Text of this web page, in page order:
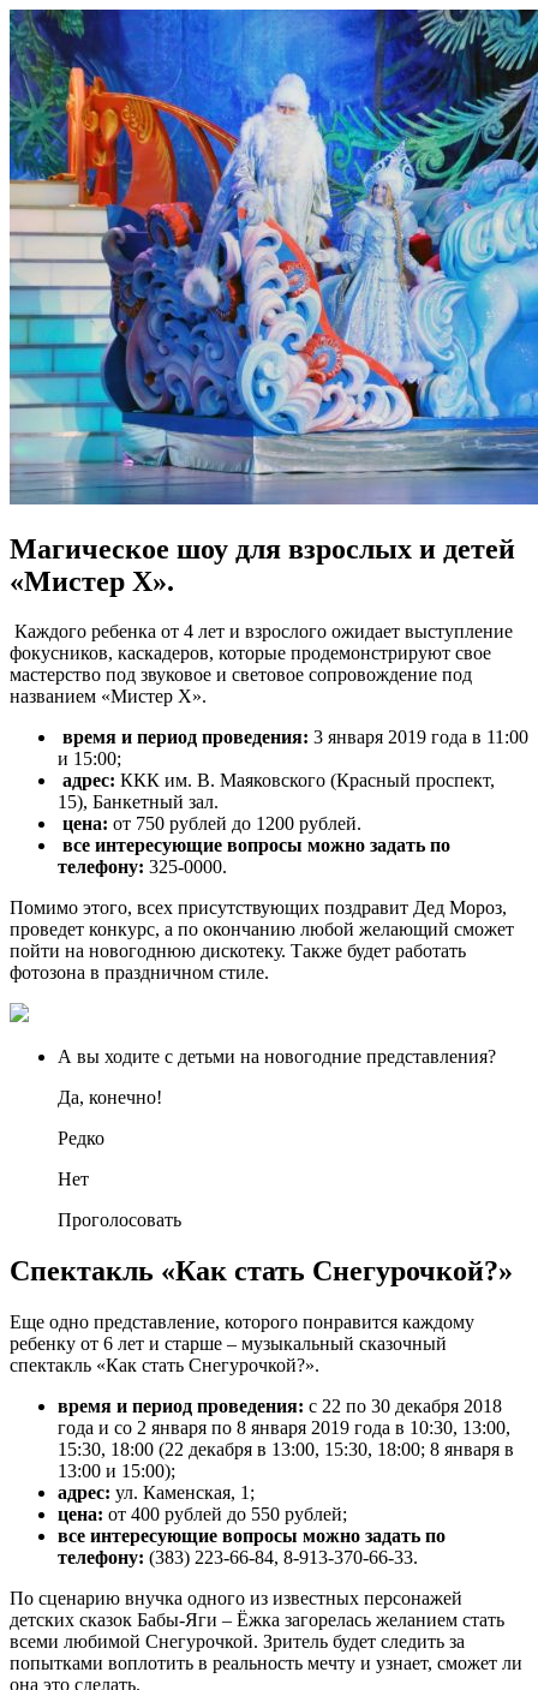
Магическое шоу для взрослых и детей
«Мистер Х».
Каждого ребенка от 4 лет и взрослого ожидает выступление
фокусников, каскадеров, которые продемонстрируют свое
мастерство под звуковое и световое сопровождение под
названием «Мистер Х».
время и период проведения: 3 января 2019 года в 11:00
и 15:00;
адрес: ККК им. В. Маяковского (Красный проспект,
15), Банкетный зал.
цена: от 750 рублей до 1200 рублей.
все интересующие вопросы можно задать по
телефону: 325-0000.
Помимо этого, всех присутствующих поздравит Дед Мороз,
проведет конкурс, а по окончанию любой желающий сможет
пойти на новогоднюю дискотеку. Также будет работать
фотозона в праздничном стиле.
А вы ходите с детьми на новогодние представления?
Да, конечно!
Редко
Нет
Проголосовать
Спектакль «Как стать Снегурочкой?»
Еще одно представление, которого понравится каждому
ребенку от 6 лет и старше – музыкальный сказочный
спектакль «Как стать Снегурочкой?».
время и период проведения: с 22 по 30 декабря 2018
года и со 2 января по 8 января 2019 года в 10:30, 13:00,
15:30, 18:00 (22 декабря в 13:00, 15:30, 18:00; 8 января в
13:00 и 15:00);
адрес: ул. Каменская, 1;
цена: от 400 рублей до 550 рублей;
все интересующие вопросы можно задать по
телефону: (383) 223-66-84, 8-913-370-66-33.
По сценарию внучка одного из известных персонажей
детских сказок Бабы-Яги – Ёжка загорелась желанием стать
всеми любимой Снегурочкой. Зритель будет следить за
попытками воплотить в реальность мечту и узнает, сможет ли
она это сделать.